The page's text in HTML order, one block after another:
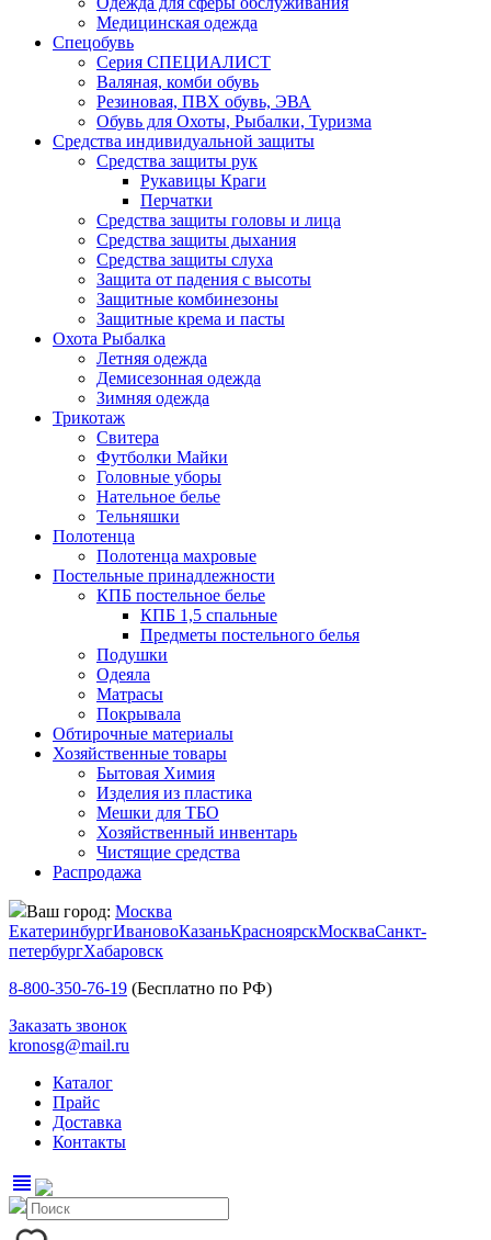
Медицинская одежда
Спецобувь
Серия СПЕЦИАЛИСТ
Валяная, комби обувь
Резиновая, ПВХ обувь, ЭВА
Обувь для Охоты, Рыбалки, Туризма
Средства индивидуальной защиты
Средства защиты рук
Рукавицы Краги
Перчатки
Средства защиты головы и лица
Средства защиты дыхания
Средства защиты слуха
Защита от падения с высоты
Защитные комбинезоны
Защитные крема и пасты
Охота Рыбалка
Летняя одежда
Демисезонная одежда
Зимняя одежда
Трикотаж
Свитера
Футболки Майки
Головные уборы
Нательное белье
Тельняшки
Полотенца
Полотенца махровые
Постельные принадлежности
КПБ постельное белье
КПБ 1,5 спальные
Предметы постельного белья
Подушки
Одеяла
Матрасы
Покрывала
Обтирочные материалы
Хозяйственные товары
Бытовая Химия
Изделия из пластика
Мешки для ТБО
Хозяйственный инвентарь
Чистящие средства
Распродажа
Ваш город: Москва
ЕкатеринбургИвановоКазаньКрасноярскМоскваСанкт-
петербургХабаровск
8-800-350-76-19 (Бесплатно по РФ)
Заказать звонок
kronosg@mail.ru
Каталог
Прайс
Доставка
Контакты
view_headline